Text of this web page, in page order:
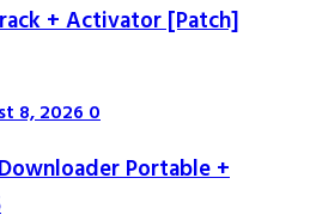
+ Activator [Patch]
8, 20260
Portable +